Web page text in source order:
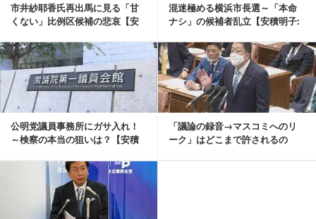
市井紗耶香氏再出馬に見る「甘
くない」比例区候補の悲哀【安
混迷極める横浜市長選～「本命
ナシ」の候補者乱立【安積明子:
公明党議員事務所にガサ入れ！
～検察の本当の狙いは？【安積
「議論の録音→マスコミへのリ
ーク」はどこまで許されるの
記事を読む
記事を読む